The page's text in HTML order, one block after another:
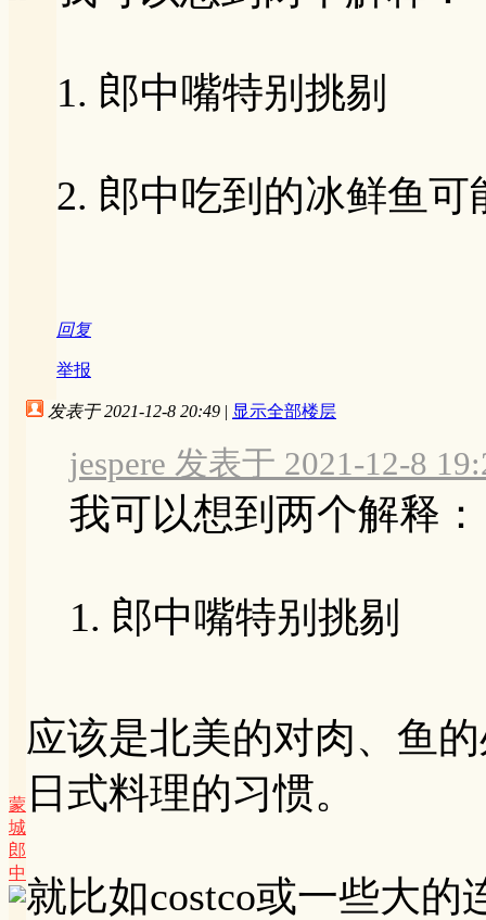
1. 郎中嘴特别挑剔
2. 郎中吃到的冰鲜鱼
回复
举报
蒙
城
郎
中
发表于 2021-12-8 20:49 | 显示全部楼层
jespere 发表于 2021-12-8
我可以想到两个解释：
1. 郎中嘴特别挑剔
应该是北美的对肉、鱼
日式料理的习惯。
就比如costco或一些大